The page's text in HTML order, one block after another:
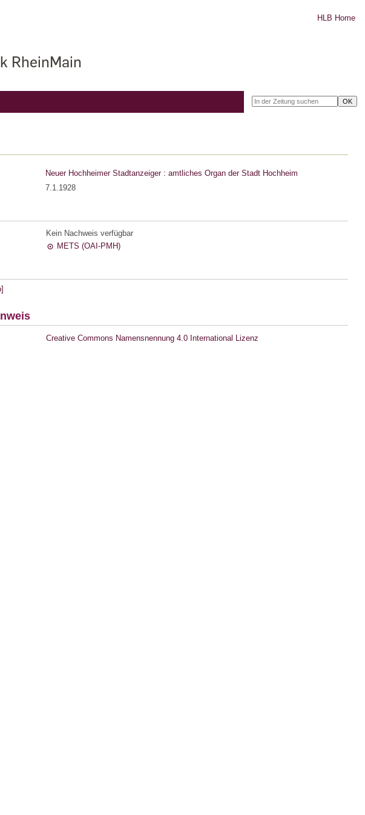
RheinMain
HLB Home
Neuer Hochheimer Stadtanzeiger : amtliches Organ der Stadt Hochheim
7.1.1928
Kein Nachweis verfügbar
METS (OAI-PMH)
]
Creative Commons Namensnennung 4.0 International Lizenz